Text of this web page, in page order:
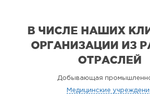
В ЧИСЛЕ НАШИХ
ОРГАНИЗАЦИИ ИЗ
ОТРАСЛЕЙ
Добывающая
Медицинские